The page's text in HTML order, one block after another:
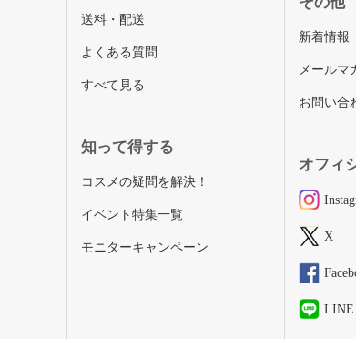
送料・配送
よくある質問
すべて見る
知って得する
コスメの疑問を解決！
イベント特集一覧
モニターキャンペーン
新着情報
メールマ
お問い合
オフィ
X
LINE